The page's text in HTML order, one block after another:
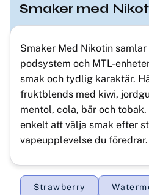
Smaker med
Smaker Med Nikotin
podsystem och MTL-
smak och tydlig karaktär.
fruktblends med kiwi,
mentol, cola, bär och
enkelt att välja smak efter
vapeupplevelse du föredrar.
Strawberry